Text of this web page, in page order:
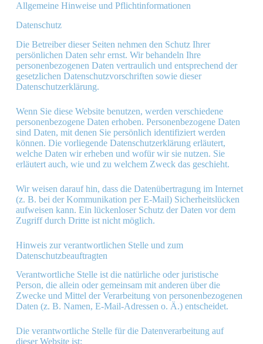
Allgemeine Hinweise und Pflicht­informationen
Datenschutz
Die Betreiber dieser Seiten nehmen den Schutz Ihrer
persönlichen Daten sehr ernst. Wir behandeln Ihre
personenbezogenen Daten vertraulich und entsprechend der
gesetzlichen Datenschutzvorschriften sowie dieser
Datenschutzerklärung.
Wenn Sie diese Website benutzen, werden verschiedene
personenbezogene Daten erhoben. Personenbezogene Daten
sind Daten, mit denen Sie persönlich identifiziert werden
können. Die vorliegende Datenschutzerklärung erläutert,
welche Daten wir erheben und wofür wir sie nutzen. Sie
erläutert auch, wie und zu welchem Zweck das geschieht.
Wir weisen darauf hin, dass die Datenübertragung im Internet
(z. B. bei der Kommunikation per E-Mail) Sicherheitslücken
aufweisen kann. Ein lückenloser Schutz der Daten vor dem
Zugriff durch Dritte ist nicht möglich.
Hinweis zur verantwortlichen Stelle und zum
Datenschutzbeauftragten
Verantwortliche Stelle ist die natürliche oder juristische
Person, die allein oder gemeinsam mit anderen über die
Zwecke und Mittel der Verarbeitung von personenbezogenen
Daten (z. B. Namen, E-Mail-Adressen o. Ä.) entscheidet.
Die verantwortliche Stelle für die Datenverarbeitung auf
dieser Website ist: